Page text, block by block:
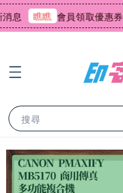
瞧瞧 會員領取優惠券專區
搜尋